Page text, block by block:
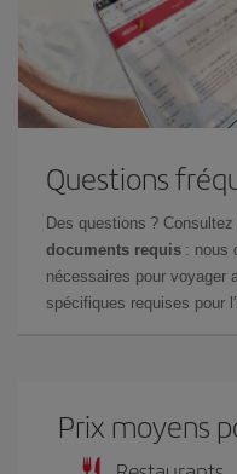
Questions
Des questions ? Consultez
documents requis : nous
nécessaires pour voyager
spécifiques requises pour
Prix ​​moyens